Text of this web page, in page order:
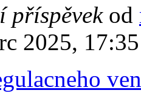
příspěvek od
2025, 17:35